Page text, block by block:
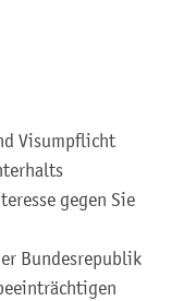
Visumpflicht
gegen Sie
Bundesrepublik